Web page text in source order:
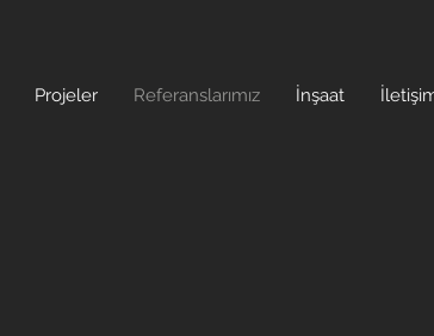
Projeler Referanslarımız İnşaat